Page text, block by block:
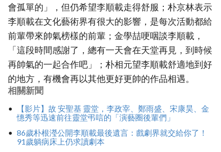
會孤單的」，但仍希望李順載走得舒服；朴京林表示
李順載在文化藝術界有很大的影響，是每次活動都給
前輩帶來帥氣榜樣的前輩；金學喆哽咽談李順載，
「這段時間感謝了，總有一天會在天堂再見，到時候
再帥氣的一起合作吧」；朴相元望李順載舒適地到好
的地方，有機會再以其他更好更帥的作品相遇。
相關新聞
【影片】故 安聖基 靈堂，李政宰、鄭雨盛、宋康昊、金
憓秀等迅速前往靈堂弔唁的「演藝圈後輩們」
86歲朴根瀅公開李順載最後遺言：戲劇界就交給你了！
91歲躺病床上仍求讀劇本